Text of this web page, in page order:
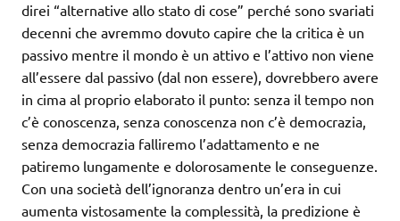
direi “alternative allo stato di cose” perché sono svariati
decenni che avremmo dovuto capire che la critica è un
passivo mentre il mondo è un attivo e l’attivo non viene
all’essere dal passivo (dal non essere), dovrebbero avere
in cima al proprio elaborato il punto: senza il tempo non
c’è conoscenza, senza conoscenza non c’è democrazia,
senza democrazia falliremo l’adattamento e ne
patiremo lungamente e dolorosamente le conseguenze.
Con una società dell’ignoranza dentro un’era in cui
aumenta vistosamente la complessità, la predizione è